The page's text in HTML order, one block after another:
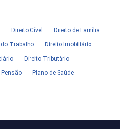
Direito Cível Direito de Família
do Trabalho Direito Imobiliário
Direito Tributário
Pensão Plano de Saúde